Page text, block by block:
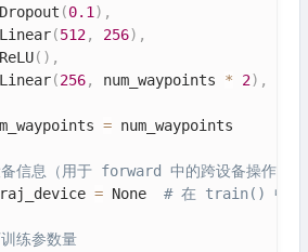
Dropout (0.1 ) ,
Linear(512, 256) ,
ReLU( ) ,
Linear(256, num_waypoints * 2) ,
= num_waypoints
信息（用于 forward 中的跨设备操作）
= None # 在 train() 中设
练参数量